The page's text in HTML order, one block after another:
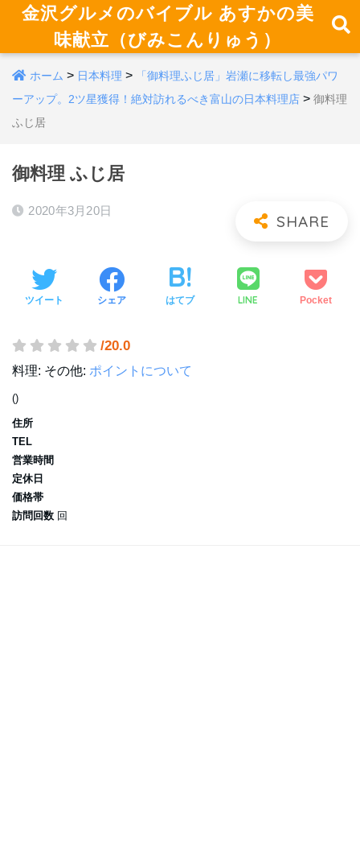
金沢グルメのバイブル あすかの美
味献立（びみこんりゅう）
ホーム > 日本料理 >
「御料理ふじ居」岩瀬に移転し最強パワ
ーアップ。2ツ星獲得！絶対訪れるべき富山の日本料理店 > 御料理
ふじ居
御料理 ふじ居
2020年3月20日
ツイート シェア はてブ LINE Pocket
/20.0
料理: その他: ポイントについて
()
住所
TEL
営業時間
定休日
価格帯
訪問回数 回